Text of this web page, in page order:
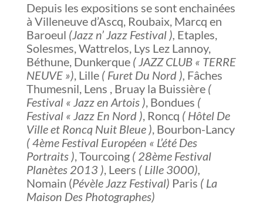
Depuis les expositions se sont enchainées
à Villeneuve d’Ascq, Roubaix, Marcq en
Baroeul (Jazz n’ Jazz Festival ), Etaples,
Solesmes, Wattrelos, Lys Lez Lannoy,
Béthune, Dunkerque ( JAZZ CLUB « TERRE
NEUVE »), Lille ( Furet Du Nord ), Fâches
Thumesnil, Lens , Bruay la Buissière(
Festival « Jazz en Artois ), Bondues (
Festival « Jazz En Nord ), Roncq ( Hôtel De
Ville et Roncq Nuit Bleue ), Bourbon-Lancy
( 4ème Festival Européen « L’été Des
Portraits ), Tourcoing ( 28ème Festival
Planètes 2013 ), Leers ( Lille 3000),
Nomain (Pévèle Jazz Festival) Paris ( La
Maison Des Photographes)